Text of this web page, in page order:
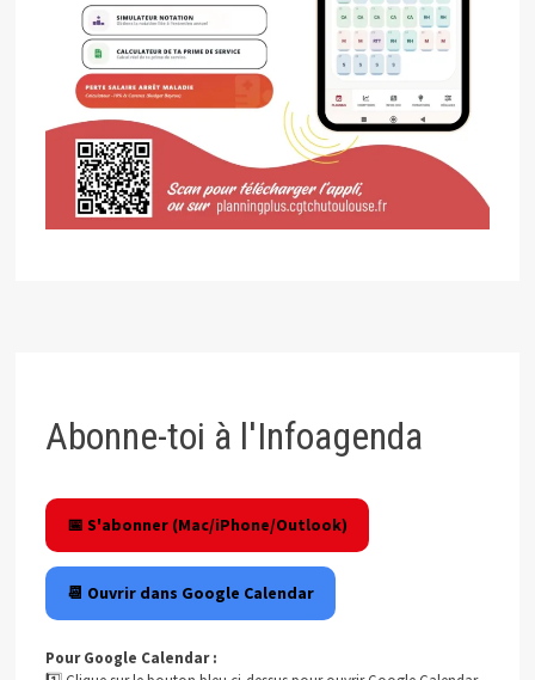
Abonne-toi à l'Infoagenda
📅 S'abonner (Mac/iPhone/Outlook)
📆 Ouvrir dans Google Calendar
Pour Google Calendar :